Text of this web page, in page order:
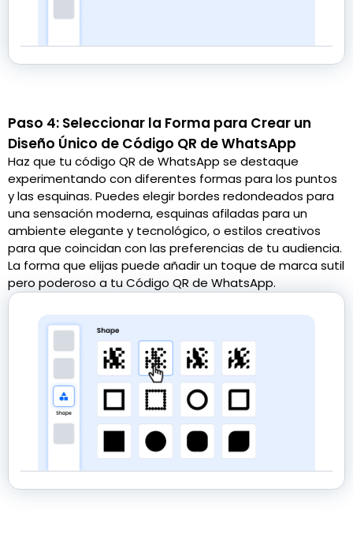
Paso 4: Seleccionar la Forma para Crear un
Diseño Único de Código QR de WhatsApp
Haz que tu código QR de WhatsApp se destaque
experimentando con diferentes formas para los puntos
y las esquinas. Puedes elegir bordes redondeados para
una sensación moderna, esquinas afiladas para un
ambiente elegante y tecnológico, o estilos creativos
para que coincidan con las preferencias de tu audiencia.
La forma que elijas puede añadir un toque de marca sutil
pero poderoso a tu Código QR de WhatsApp.